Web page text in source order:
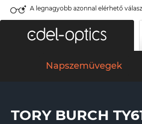
A legnagyobb azonnal elérhető
Napszemüvegek
TORY BURCH